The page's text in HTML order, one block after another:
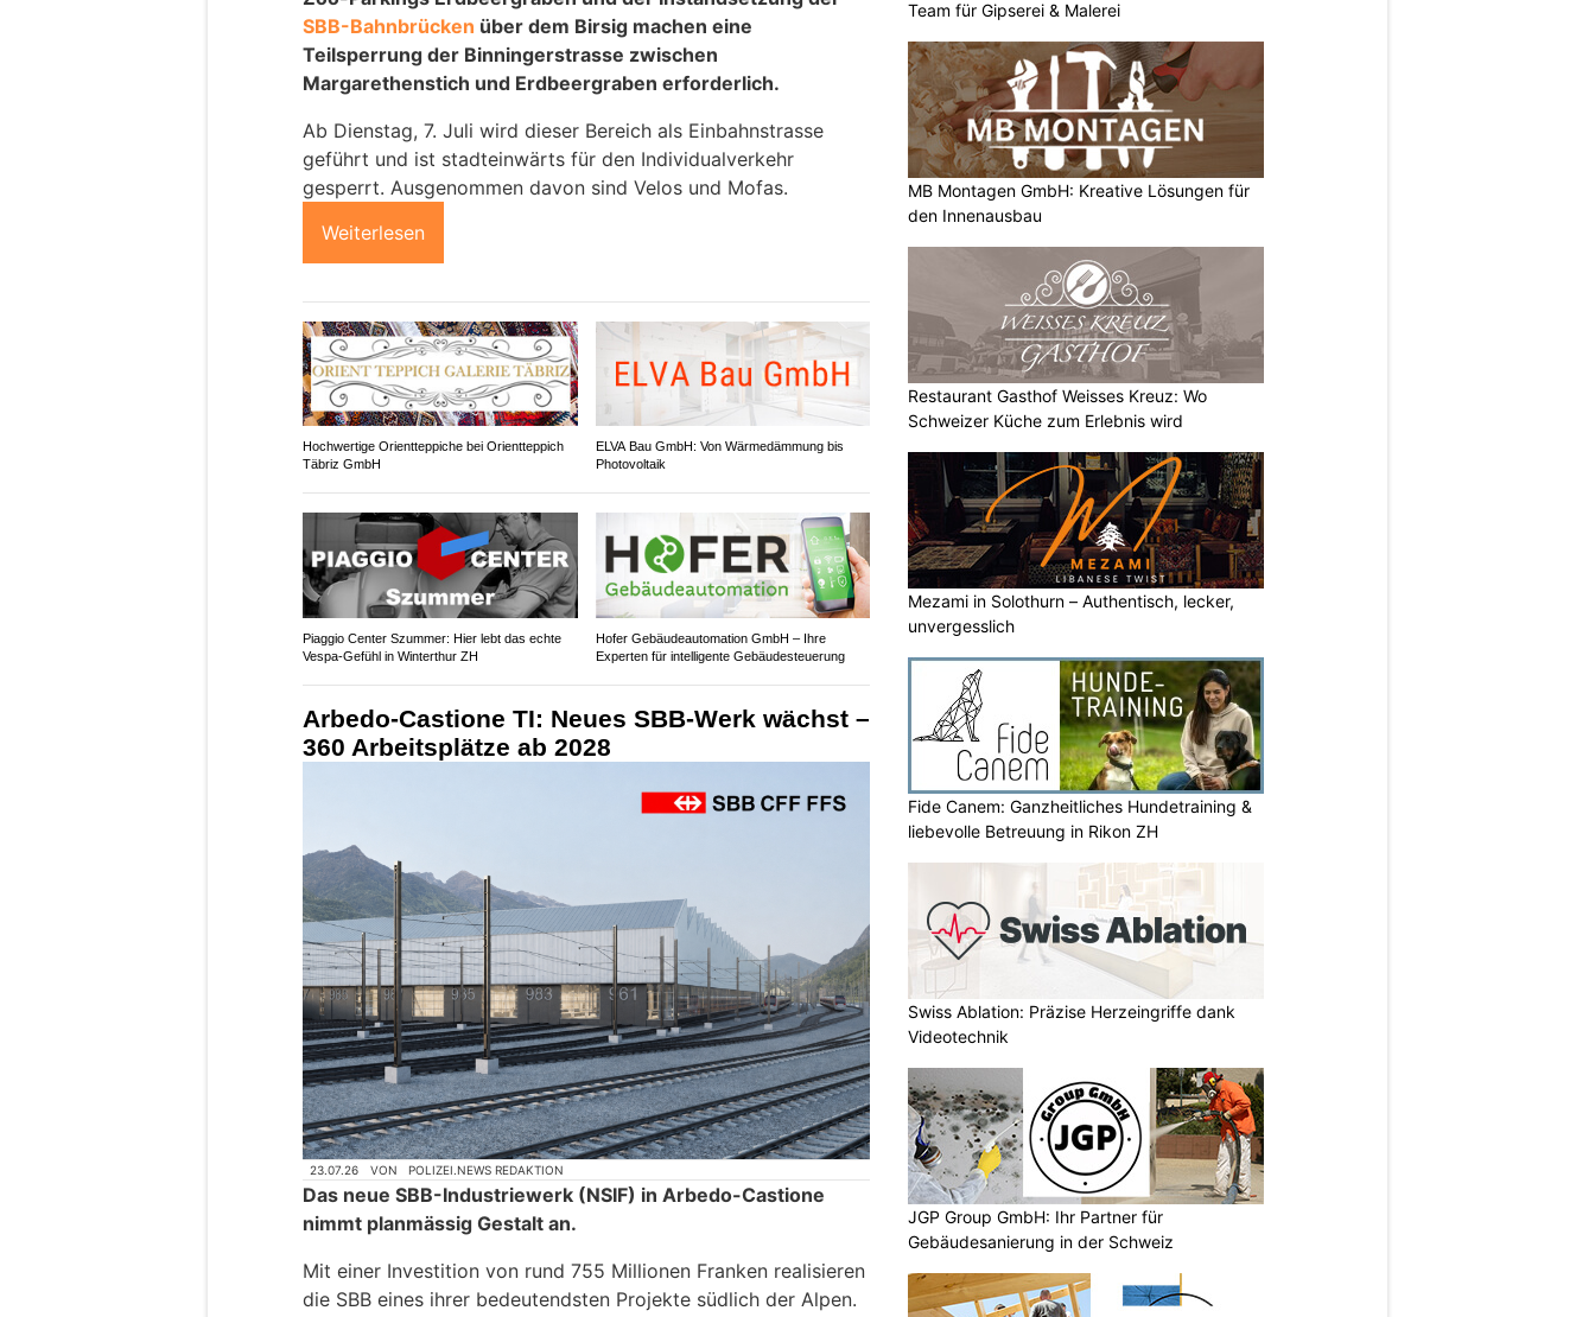
SBB-Bahnbrücken über dem Birsig machen eine
Teilsperrung der Binningerstrasse zwischen
Margarethenstich und Erdbeergraben erforderlich.
Ab Dienstag, 7. Juli wird dieser Bereich als Einbahnstrasse
geführt und ist stadteinwärts für den Individualverkehr
gesperrt. Ausgenommen davon sind Velos und Mofas.
Weiterlesen
Hochwertige Orientteppiche bei Orientteppich
Täbriz GmbH
ELVA Bau GmbH: Von Wärmedämmung bis
Photovoltaik
Piaggio Center Szummer: Hier lebt das echte
Vespa-Gefühl in Winterthur ZH
Hofer Gebäudeautomation GmbH – Ihre
Experten für intelligente Gebäudesteuerung
Arbedo-Castione TI: Neues SBB-Werk wächst –
360 Arbeitsplätze ab 2028
23.07.26 VON POLIZEI.NEWS REDAKTION
Das neue SBB-Industriewerk (NSIF) in Arbedo-Castione
nimmt planmässig Gestalt an.
Mit einer Investition von rund 755 Millionen Franken realisieren
die SBB eines ihrer bedeutendsten Projekte südlich der Alpen.
Team für Gipserei & Malerei
MB Montagen GmbH: Kreative Lösungen für
den Innenausbau
Restaurant Gasthof Weisses Kreuz: Wo
Schweizer Küche zum Erlebnis wird
Mezami in Solothurn – Authentisch, lecker,
unvergesslich
Fide Canem: Ganzheitliches Hundetraining &
liebevolle Betreuung in Rikon ZH
Swiss Ablation: Präzise Herzeingriffe dank
Videotechnik
JGP Group GmbH: Ihr Partner für
Gebäudesanierung in der Schweiz